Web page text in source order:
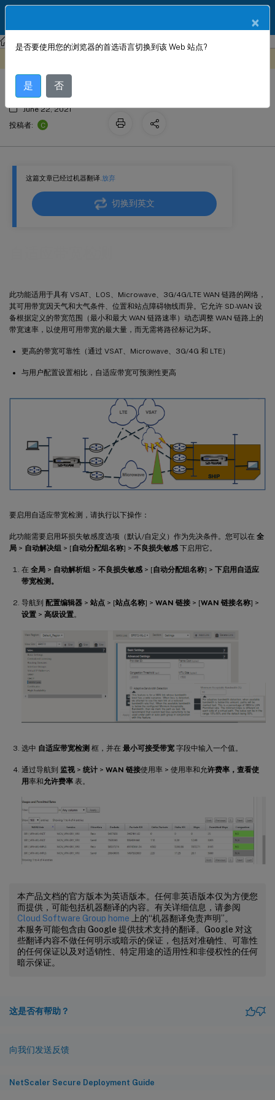
Citrix SD-WAN Citrix SD-WAN 11.4
这篇文章已经过机器翻译.放弃
切换到英文
此功能适用于具有 VSAT、LOS、Microwave、3G/4G/LTE WAN 链路的网络，
其可用带宽因天气和大气条件、位置和站点障碍物线而异。它允许 SD-WAN 设
备根据定义的带宽范围（最小和最大 WAN 链路速率）动态调整 WAN 链路上的
带宽速率，以使用可用带宽的最大量，而无需将路径标记为坏。
更高的带宽可靠性（通过 VSAT、Microwave、3G/4G 和 LTE）
与用户配置设置相比，自适应带宽可预测性更高
要启用自适应带宽检测，请执行以下操作：
此功能需要启用坏损失敏感度选项（默认/自定义）作为先决条件。您可以在 全
局 > 自动解决组 > [自动分配组名称] > 不良损失敏感 下启用它。
在 全局 > 自动解析组 > 不良损失敏感 > [自动分配组名称] > 下启用自适应
带宽检测。
导航到 配置编辑器 > 站点 > [站点名称] > WAN 链接 > [WAN 链接名称] >
设置 > 高级设置。
选中 自适应带宽检测 框，并在 最小可接受带宽 字段中输入一个值。
通过导航到 监视 > 统计 > WAN 链接使用率 > 使用率和允许费率，查看使
用率和允许费率 表。
本产品文档的官方版本为英语版本。任何非英语版本仅为方便您
而提供，可能包括机器翻译的内容。有关详细信息，请参阅
Cloud Software Group home 上的“机器翻译免责声明”。
本服务可能包含由 Google 提供技术支持的翻译。Google 对这
些翻译内容不做任何明示或暗示的保证，包括对准确性、可靠性
的任何保证以及对适销性、特定用途的适用性和非侵权性的任何
暗示保证。
这是否有帮助？
向我们发送反馈
NetScaler Secure Deployment Guide
自适应带宽检测
June 22, 2021
投稿者:
C
×
是否要使用您的浏览器的首选语言切换到该 Web 站点?
是 否